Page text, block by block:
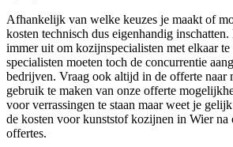
Afhankelijk van welke keuzes je maakt of
kosten technisch dus eigenhandig
immer uit om kozijnspecialisten met elkaar
specialisten moeten toch de concurrentie
bedrijven. Vraag ook altijd in de offerte naar
gebruik te maken van onze offerte
voor verrassingen te staan maar weet je
de kosten voor kunststof kozijnen in Wier na
offertes.